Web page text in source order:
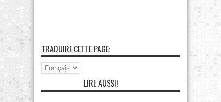
TRADUIRE CETTE PAGE:
LIRE AUSSI!